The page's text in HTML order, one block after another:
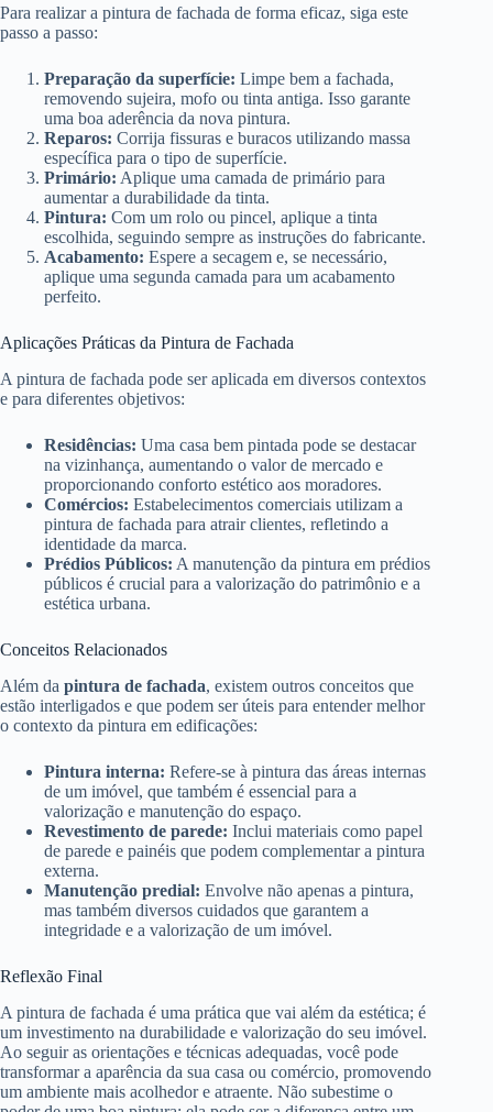
Para realizar a pintura de fachada de forma eficaz, siga este
passo a passo:
Preparação da superfície: Limpe bem a fachada,
removendo sujeira, mofo ou tinta antiga. Isso garante
uma boa aderência da nova pintura.
Reparos: Corrija fissuras e buracos utilizando massa
específica para o tipo de superfície.
Primário: Aplique uma camada de primário para
aumentar a durabilidade da tinta.
Pintura: Com um rolo ou pincel, aplique a tinta
escolhida, seguindo sempre as instruções do fabricante.
Acabamento: Espere a secagem e, se necessário,
aplique uma segunda camada para um acabamento
perfeito.
Aplicações Práticas da Pintura de Fachada
A pintura de fachada pode ser aplicada em diversos contextos
e para diferentes objetivos:
Residências: Uma casa bem pintada pode se destacar
na vizinhança, aumentando o valor de mercado e
proporcionando conforto estético aos moradores.
Comércios: Estabelecimentos comerciais utilizam a
pintura de fachada para atrair clientes, refletindo a
identidade da marca.
Prédios Públicos: A manutenção da pintura em prédios
públicos é crucial para a valorização do patrimônio e a
estética urbana.
Conceitos Relacionados
Além da pintura de fachada, existem outros conceitos que
estão interligados e que podem ser úteis para entender melhor
o contexto da pintura em edificações:
Pintura interna: Refere-se à pintura das áreas internas
de um imóvel, que também é essencial para a
valorização e manutenção do espaço.
Revestimento de parede: Inclui materiais como papel
de parede e painéis que podem complementar a pintura
externa.
Manutenção predial: Envolve não apenas a pintura,
mas também diversos cuidados que garantem a
integridade e a valorização de um imóvel.
Reflexão Final
A pintura de fachada é uma prática que vai além da estética; é
um investimento na durabilidade e valorização do seu imóvel.
Ao seguir as orientações e técnicas adequadas, você pode
transformar a aparência da sua casa ou comércio, promovendo
um ambiente mais acolhedor e atraente. Não subestime o